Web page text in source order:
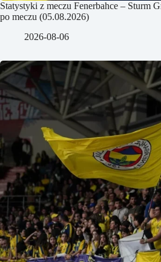
Statystyki z meczu Fenerbahce – Sturm
po meczu (05.08.2026)
2026-08-06